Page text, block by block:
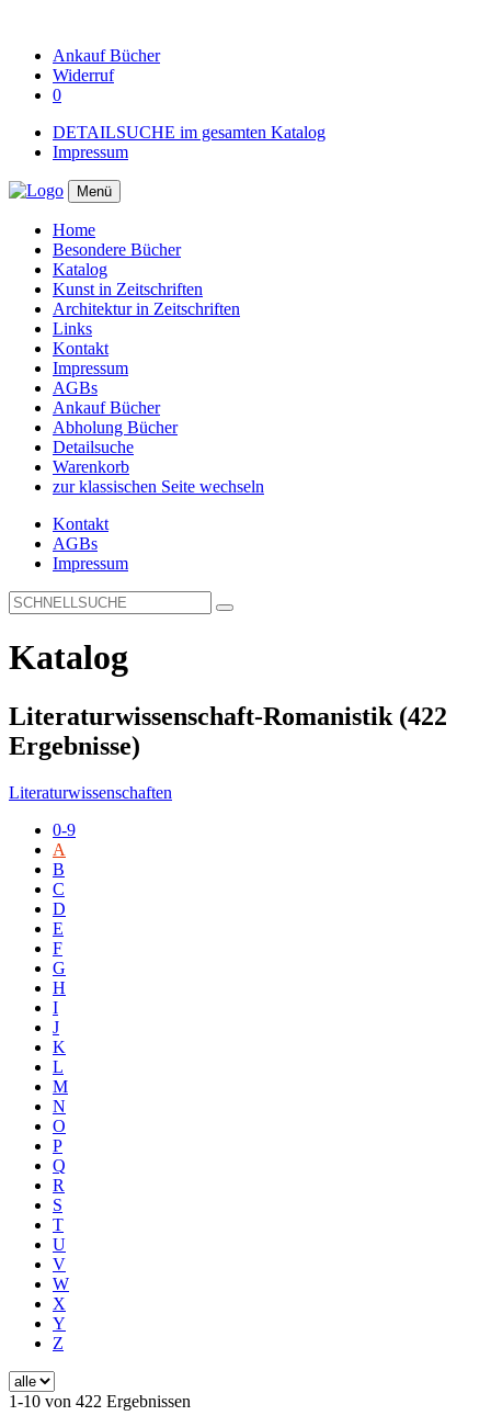
AnkaufBücher
Widerruf
0
DETAILSUCHE im gesamten Katalog
Impressum
Menü
Home
Besondere Bücher
Katalog
Kunst in Zeitschriften
Architektur in Zeitschriften
Links
Kontakt
Impressum
AGBs
Ankauf Bücher
Abholung Bücher
Detailsuche
Warenkorb
zur klassischen Seite wechseln
Kontakt
AGBs
Impressum
Katalog
Literaturwissenschaft-Romanistik (422
Ergebnisse)
Literaturwissenschaften
0-9
A
B
C
D
E
F
G
H
I
J
K
L
M
N
O
P
Q
R
S
T
U
V
W
X
Y
Z
1-10 von 422 Ergebnissen